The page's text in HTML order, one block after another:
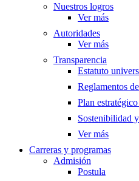
Nuestros logros
Ver más
Autoridades
Ver más
Transparencia
Estatuto
Reglamentos
Plan
Sostenibilidad
Ver más
Carreras y programas
Admisión
Postula